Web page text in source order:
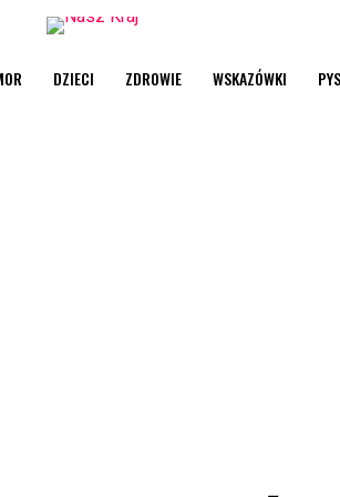
DZIECI ZDROWIE WSKAZÓWKI